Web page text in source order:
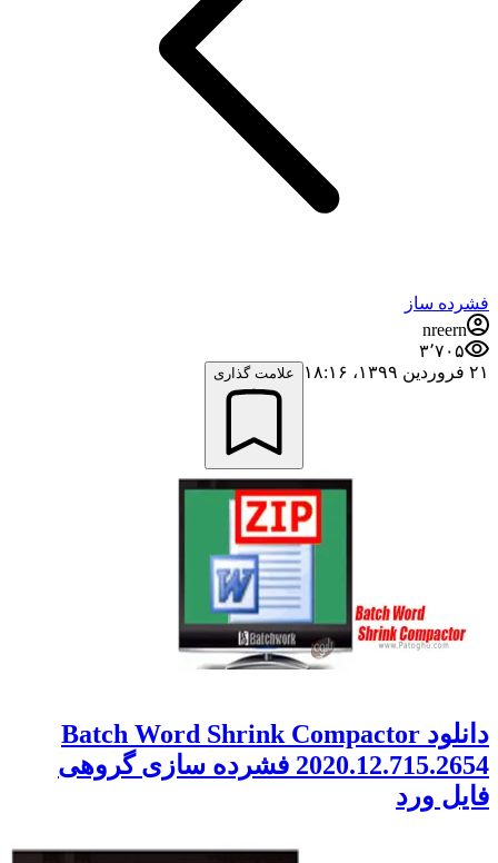
فشرده ساز
nreern
۳٬۷۰۵
۲۱ فروردین ۱۳۹۹،‏ ۱۸:۱۶
علامت گذاری
دانلود Batch Word Shrink Compactor
2020.12.715.2654 فشرده سازی گروهی
فایل ورد